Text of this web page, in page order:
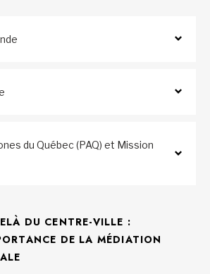
du Québec (PAQ) et Mission
DU CENTRE-VILLE :
DE LA MÉDIATION